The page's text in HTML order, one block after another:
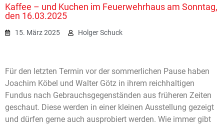
Kaffee – und Kuchen im Feuerwehrhaus am Sonntag,
den 16.03.2025
15. März 2025 Holger Schuck
Für den letzten Termin vor der sommerlichen Pause haben
Joachim Köbel und Walter Götz in ihrem reichhaltigen
Fundus nach Gebrauchsgegenständen aus früheren Zeiten
geschaut. Diese werden in einer kleinen Ausstellung gezeigt
und dürfen gerne auch ausprobiert werden. Wie immer gibt